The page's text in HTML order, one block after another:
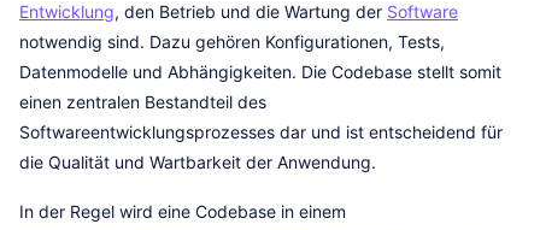
Entwicklung, den Betrieb und die Wartung der Software
notwendig sind. Dazu gehören Konfigurationen, Tests,
Datenmodelle und Abhängigkeiten. Die Codebase stellt somit
einen zentralen Bestandteil des
Softwareentwicklungsprozesses dar und ist entscheidend für
die Qualität und Wartbarkeit der Anwendung.
In der Regel wird eine Codebase in einem